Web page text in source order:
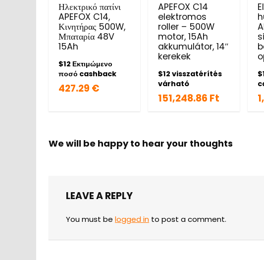
Ηλεκτρικό πατίνι
APEFOX C14,
Κινητήρας 500W,
Μπαταρία 48V
15Ah
$12 Εκτιμώμενο
ποσό cashback
427.29 €
APEFOX C14
elektromos
roller – 500W
motor, 15Ah
akkumulátor, 14″
kerekek
$12 visszatérítés
várható
151,248.86 Ft
We will be happy to hear your thoughts
LEAVE A REPLY
You must be logged in to post a comment.